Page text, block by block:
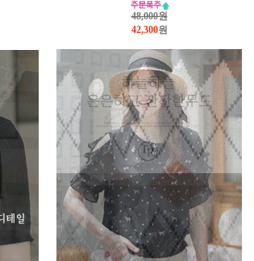
48,000원
42,300원